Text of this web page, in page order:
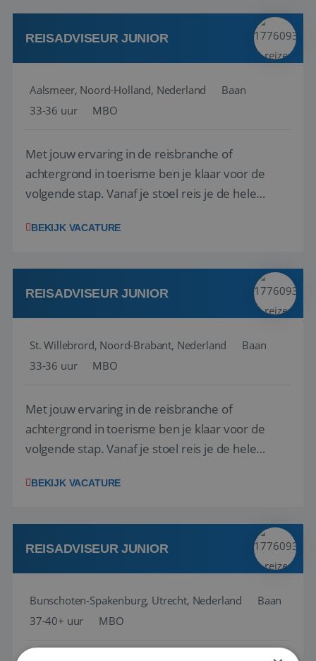
werken: of het nu gaat om vragen ...
REISADVISEUR JUNIOR
Aalsmeer, Noord-Holland, Nederland
Baan
33-36 uur
MBO
Met jouw ervaring in de reisbranche of
achtergrond in toerisme ben je klaar voor de
volgende stap. Vanaf je stoel reis je de hele
wensen van je team, je klant en wat er in de
klanten te overtuigen om die droomreis te
boeken! ...
BEKIJK VACATURE
REISADVISEUR JUNIOR
St. Willebrord, Noord-Brabant, Nederland
Baan
33-36 uur
MBO
Met jouw ervaring in de reisbranche of
achtergrond in toerisme ben je klaar voor de
volgende stap. Vanaf je stoel reis je de hele
wensen van je team, je klant en wat er in de
klanten te overtuigen om die droomreis te
boeken! ...
BEKIJK VACATURE
REISADVISEUR JUNIOR
Bunschoten-Spakenburg, Utrecht, Nederland
Baan
37-40+ uur
MBO